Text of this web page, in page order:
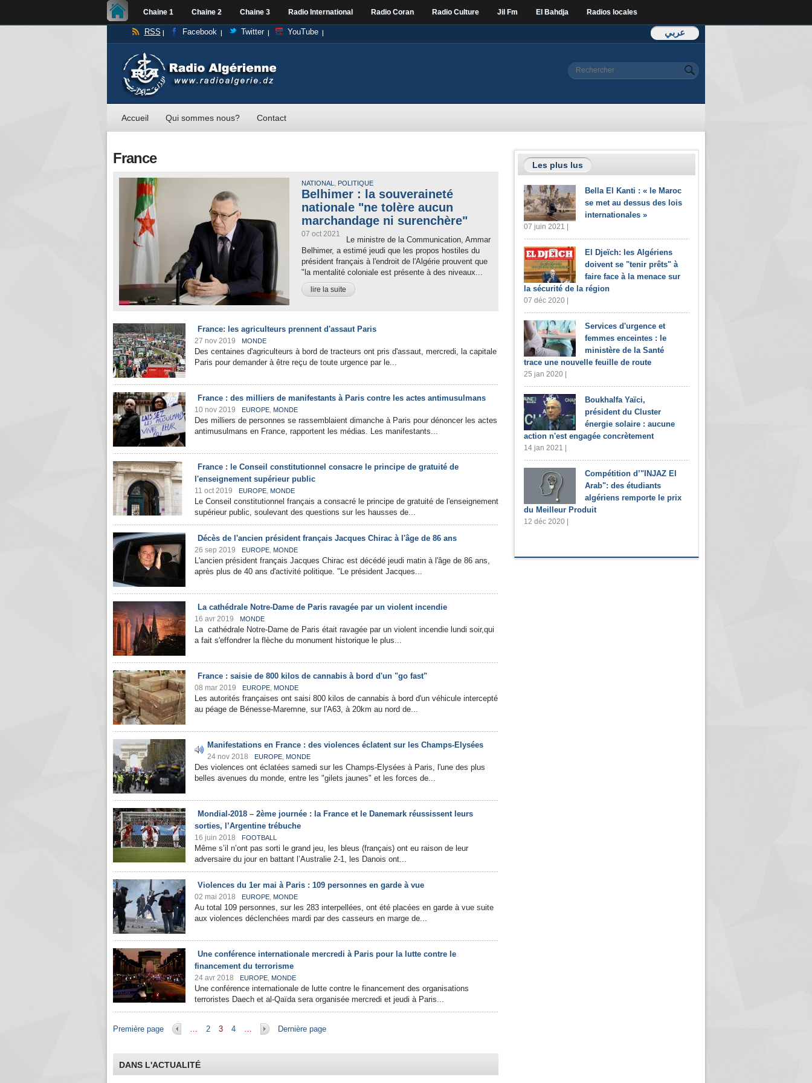
Chaine 1 Chaine 2 Chaine 3 Radio International Radio Coran Radio Culture Jil Fm El Bahdja Radios locales
عربي RSS Facebook Twitter YouTube
Formulaire de
Rechercher
Accueil Qui sommes nous? Contact
France
NATIONAL , POLITIQUE
Belhimer : la souveraineté
nationale "ne tolère aucun
marchandage ni surenchère"
07 oct 2021
Le ministre de la Communication, Ammar
Belhimer, a estimé jeudi que les propos hostiles du
président français à l'endroit de l'Algérie prouvent que
"la mentalité coloniale est présente à des niveaux...
lire la suite
France: les agriculteurs prennent d'assaut Paris
27 nov 2019 MONDE
Des centaines d'agriculteurs à bord de tracteurs ont pris d'assaut, mercredi, la capitale
Paris pour demander à être reçu de toute urgence par le...
France : des milliers de manifestants à Paris contre les actes antimusulmans
10 nov 2019 EUROPE, MONDE
Des milliers de personnes se rassemblaient dimanche à Paris pour dénoncer les actes
antimusulmans en France, rapportent les médias. Les manifestants...
France : le Conseil constitutionnel consacre le principe de gratuité de
l'enseignement supérieur public
11 oct 2019 EUROPE, MONDE
Le Conseil constitutionnel français a consacré le principe de gratuité de l'enseignement
supérieur public, soulevant des questions sur les hausses de...
Décès de l'ancien président français Jacques Chirac à l'âge de 86 ans
26 sep 2019 EUROPE, MONDE
L'ancien président français Jacques Chirac est décédé jeudi matin à l'âge de 86 ans,
après plus de 40 ans d'activité politique. "Le président Jacques...
La cathédrale Notre-Dame de Paris ravagée par un violent incendie
16 avr 2019 MONDE
La cathédrale Notre-Dame de Paris était ravagée par un violent incendie lundi soir,qui
a fait s'effondrer la flèche du monument historique le plus...
France : saisie de 800 kilos de cannabis à bord d'un "go fast"
08 mar 2019 EUROPE, MONDE
Les autorités françaises ont saisi 800 kilos de cannabis à bord d'un véhicule intercepté
au péage de Bénesse-Maremne, sur l'A63, à 20km au nord de...
Manifestations en France : des violences éclatent sur les Champs-Elysées
24 nov 2018 EUROPE, MONDE
Des violences ont éclatées samedi sur les Champs-Elysées à Paris, l'une des plus
belles avenues du monde, entre les "gilets jaunes" et les forces de...
Mondial-2018 – 2ème journée : la France et le Danemark réussissent leurs
sorties, l’Argentine trébuche
16 juin 2018 FOOTBALL
Même s’il n’ont pas sorti le grand jeu, les bleus (français) ont eu raison de leur
adversaire du jour en battant l’Australie 2-1, les Danois ont...
Violences du 1er mai à Paris : 109 personnes en garde à vue
02 mai 2018 EUROPE, MONDE
Au total 109 personnes, sur les 283 interpellées, ont été placées en garde à vue suite
aux violences déclenchées mardi par des casseurs en marge de...
Une conférence internationale mercredi à Paris pour la lutte contre le
financement du terrorisme
24 avr 2018 EUROPE, MONDE
Une conférence internationale de lutte contre le financement des organisations
terroristes Daech et al-Qaïda sera organisée mercredi et jeudi à Paris...
Pages
Première page … 2 3 4 … Dernière page
DANS L'ACTUALITÉ
Les plus lus
Bella El Kanti : « le Maroc
se met au dessus des lois
internationales »
07 juin 2021 |
El Djeïch: les Algériens
doivent se "tenir prêts" à
faire face à la menace sur
la sécurité de la région
07 déc 2020 |
Services d'urgence et
femmes enceintes : le
ministère de la Santé
trace une nouvelle feuille de route
25 jan 2020 |
Boukhalfa Yaïci,
président du Cluster
énergie solaire : aucune
action n'est engagée concrètement
14 jan 2021 |
Compétition d’"INJAZ El
Arab": des étudiants
algériens remporte le prix
du Meilleur Produit
12 déc 2020 |